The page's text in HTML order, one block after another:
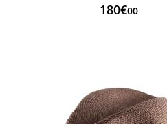
180€00